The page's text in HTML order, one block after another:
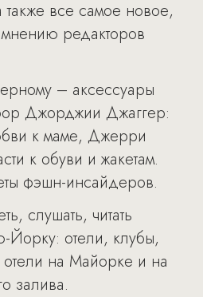
все самое новое,
редакторов
– аксессуары
Джорджии Джаггер:
к маме, Джерри
к обуви и жакетам.
фэшн-инсайдеров.
слушать, читать
Йорку: отели, клубы,
на Майорке и на
залива.